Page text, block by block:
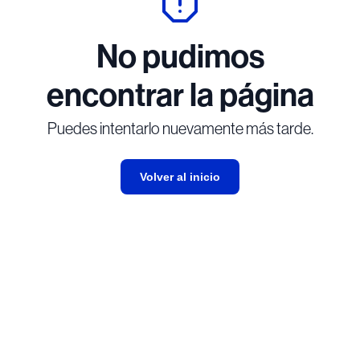
No pudimos
encontrar la página
Puedes intentarlo nuevamente más tarde.
Volver al inicio